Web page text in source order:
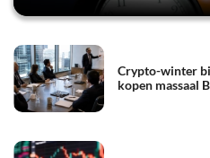
Crypto-winter
kopen massaal